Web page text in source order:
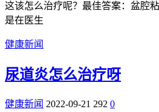
这该怎么治疗呢？最佳答案：盆腔
是在医生
健康新闻
尿道炎怎么治疗呀
健康新闻 2022-09-21 292 0